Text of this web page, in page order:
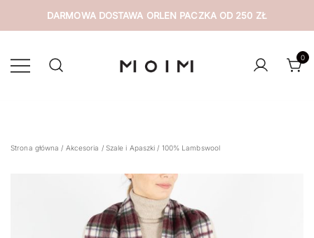
DARMOWA DOSTAWA ORLEN PACZKA OD 250 ZŁ
treści
0
Strona główna / Akcesoria / Szale i Apaszki / 100% Lambswool